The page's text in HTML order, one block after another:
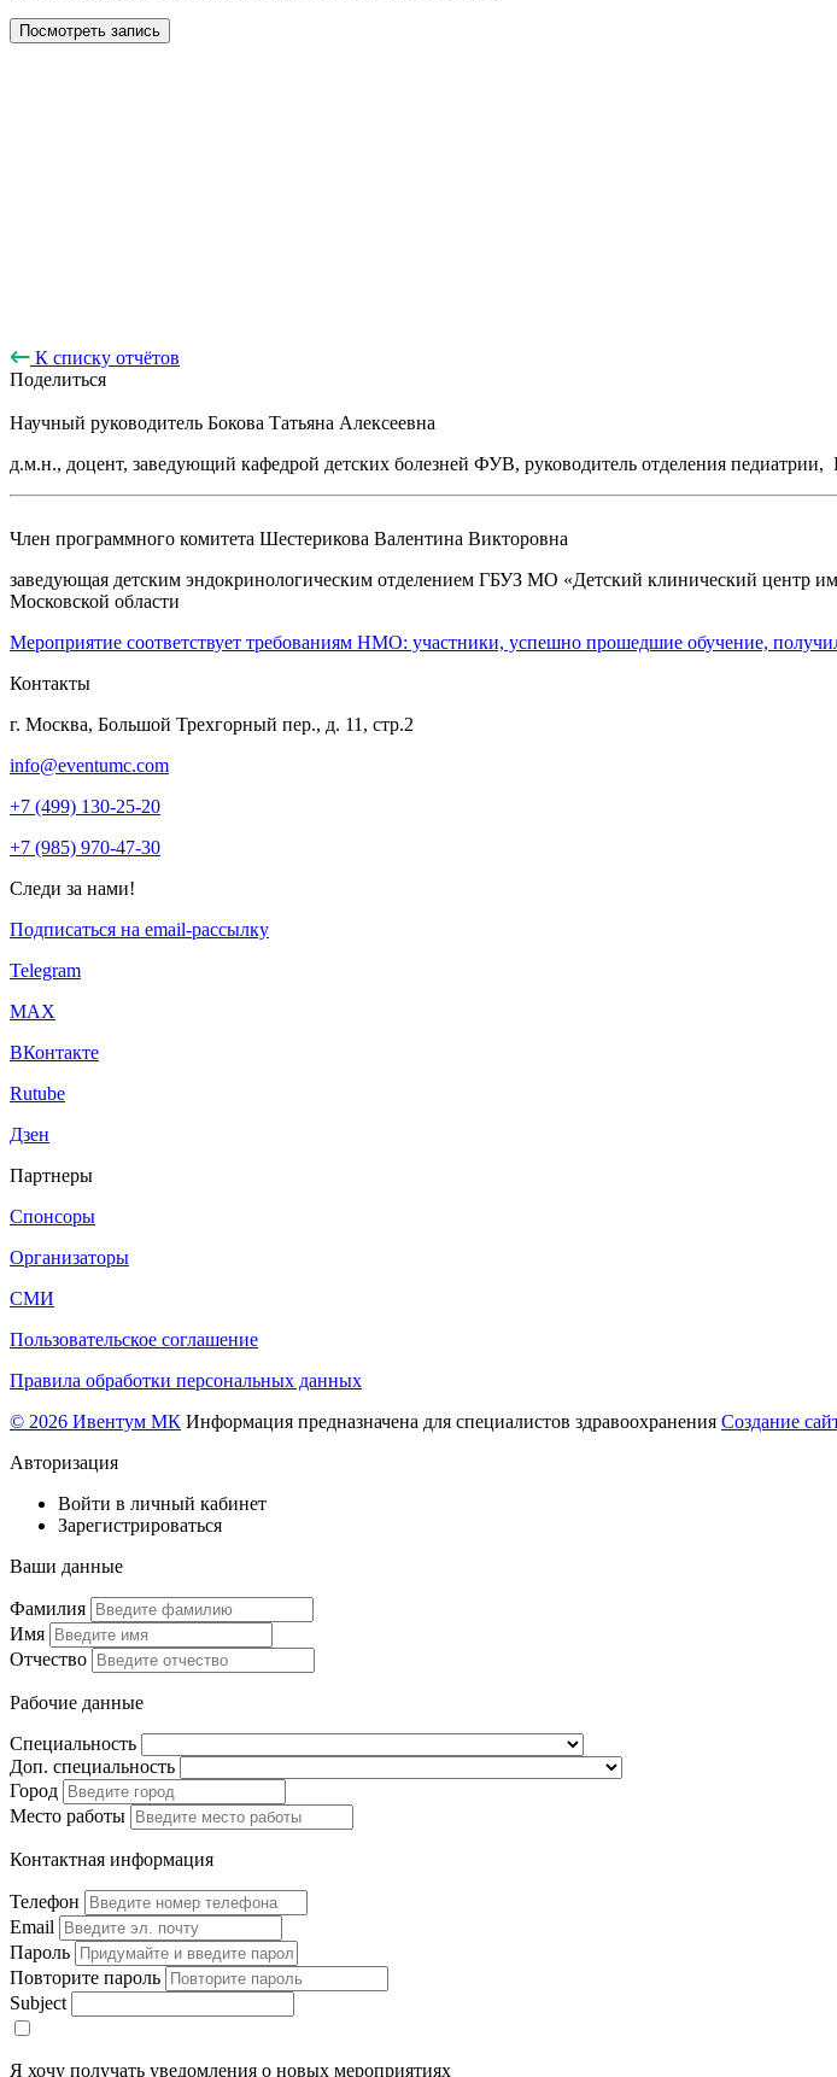
Посмотреть запись
К списку отчётов
Поделиться
Научный руководитель Бокова Татьяна Алексеевна
д.м.н., доцент, заведующий кафедрой детских болезней ФУВ, руководитель отделения
Член программного комитета Шестерикова Валентина Викторовна
заведующая детским эндокринологическим отделением ГБУЗ МО «Детский клинический центр
Московской области
Мероприятие соответствует требованиям НМО: участники, успешно прошедшие обучение,
Контакты
г. Москва, Большой Трехгорный пер., д. 11, стр.2
info@eventumc.com
+7 (499) 130-25-20
+7 (985) 970-47-30
Следи за нами!
Подписаться на email-рассылку
Telegram
МАХ
ВКонтакте
Rutube
Дзен
Партнеры
Спонсоры
Организаторы
СМИ
Пользовательское соглашение
Правила обработки персональных данных
© 2026 Ивентум МК Информация предназначена для специалистов здравоохранения Создание
Авторизация
Войти в личный кабинет
Зарегистрироваться
Ваши данные
Фамилия
Имя
Отчество
Рабочие данные
Специальность
Доп. специальность
Город
Место работы
Контактная информация
Телефон
Email
Пароль
Повторите пароль
Subject
Я хочу получать уведомления о новых мероприятиях